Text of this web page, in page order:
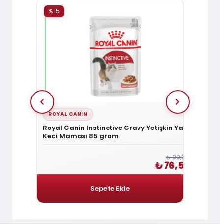
ROYAL CANIN
Royal Canin Instinctive Gravy Yetişkin Yaş
Kedi Maması 85 gram
% 15
₺ 90,00
₺ 76,50